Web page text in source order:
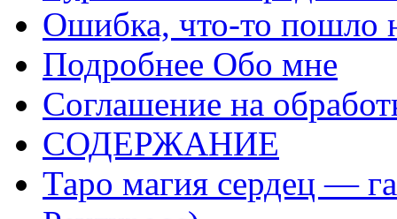
Ошибка, что-то пошло
Подробнее Обо мне
Соглашение на
СОДЕРЖАНИЕ
Таро магия сердец —